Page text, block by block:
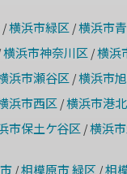
/横浜市緑区 /横浜市
横浜市神奈川区 /横浜
浜市瀬谷区 /横浜市
浜市西区 /横浜市港
市保土ケ谷区 /横浜
/相模原市 緑区 /相